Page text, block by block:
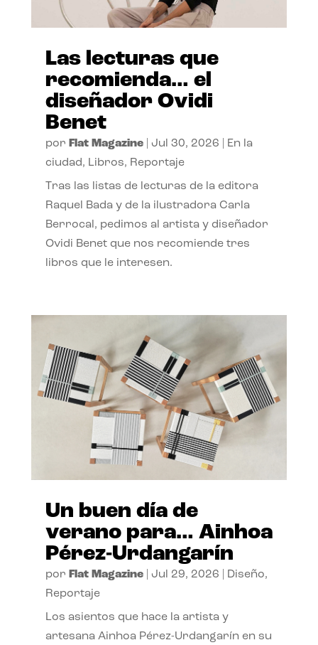
Las lecturas que
recomienda… el
diseñador Ovidi
Benet
por Flat Magazine| Jul 30, 2026
En la
ciudad, Libros, Reportaje
Tras las listas de lecturas de la editora
Raquel Bada y de la ilustradora Carla
Berrocal, pedimos al artista y diseñador
Ovidi Benet que nos recomiende tres
libros que le interesen.
Un buen día de
verano para… Ainhoa
Pérez-Urdangarín
por Flat Magazine| Jul 29, 2026 Diseño,
Reportaje
Los asientos que hace la artista y
artesana Ainhoa Pérez-Urdangarín en su